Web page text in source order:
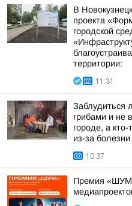
В
проекта
городской
территории:
11:31
Заблудиться
грибами и не
городе, а
из-за болезни
10:37
Премия